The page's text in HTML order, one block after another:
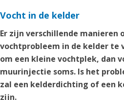
Vocht in de kelder
Er zijn verschillende manieren
vochtprobleem in de kelder te
om een kleine vochtplek, dan
muurinjectie soms. Is het
zal een kelderdichting of een
zijn.